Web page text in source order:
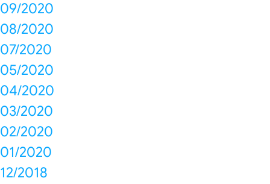
09/2020
08/2020
07/2020
05/2020
04/2020
03/2020
02/2020
01/2020
12/2018